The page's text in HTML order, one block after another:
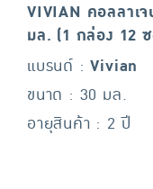
VIVIAN คอลลาเ
มล. (1 กล่อง 12
แบรนด์ :Vivian
ขนาด : 30 มล.
อายุสินค้า : 2 ปี